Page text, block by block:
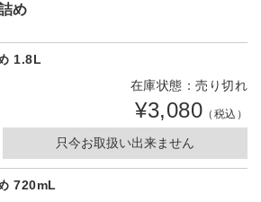
め
1.8L
在庫状態：売り切れ
¥3,080 （税込）
只今お取扱い出来ません
720mL